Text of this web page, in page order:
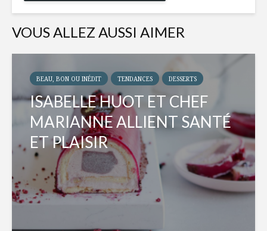
VOUS ALLEZ AUSSI AIMER
BEAU, BON OU INÉDIT TENDANCES DESSERTS
ISABELLE HUOT ET CHEF
MARIANNE ALLIENT SANTÉ
ET PLAISIR